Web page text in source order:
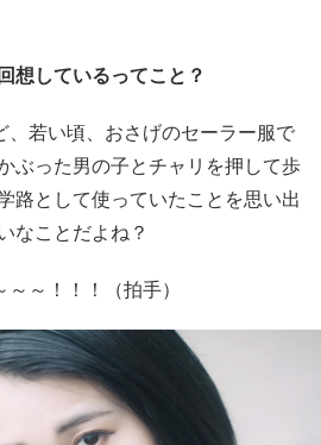
想しているってこと？
、若い頃、おさげのセーラー服で
ぶった男の子とチャリを押して歩
路として使っていたことを思い出
なことだよね？
～！！！（拍手）